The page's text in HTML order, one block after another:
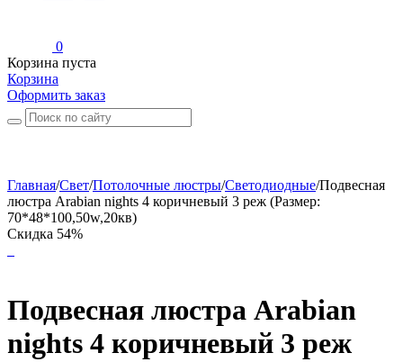
0
Корзина пуста
Корзина
Оформить заказ
Главная/Свет/Потолочные люстры/Светодиодные/Подвесная
люстра Arabian nights 4 коричневый 3 реж (Размер:
70*48*100,50w,20кв)
Скидка 54%
Подвесная люстра Arabian
nights 4 коричневый 3 реж